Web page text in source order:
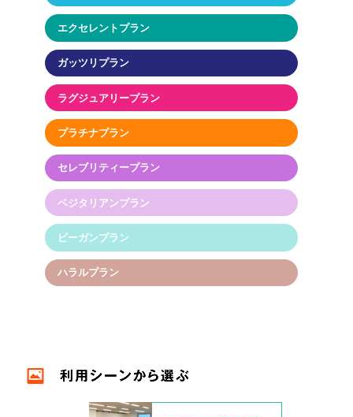
エクセレントプラン
ガッツリプラン
ラグジュアリープラン
プラチナプラン
セレブリティープラン
ベジタリアンプラン
ビーガンプラン
ハラルプラン